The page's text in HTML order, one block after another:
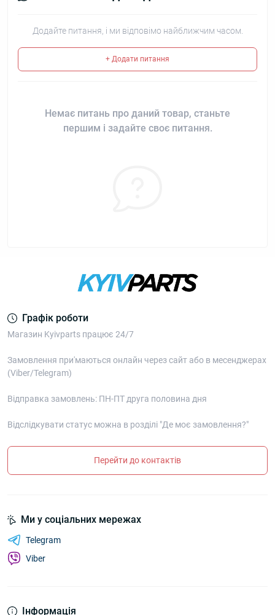
Додайте питання, і ми відповімо найближчим часом.
+ Додати питання
Немає питань про даний товар, станьте
першим і задайте своє питання.
Графік роботи
Магазин Kyivparts працює 24/7
Замовлення при'маються онлайн через сайт або в месенджерах
(Viber/Telegram)
Відправка замовлень: ПН-ПТ друга половина дня
Відслідкувати статус можна в розділі "Де моє замовлення?"
Перейти до контактів
Інформація
Ми у соціальних мережах
Telegram
Viber